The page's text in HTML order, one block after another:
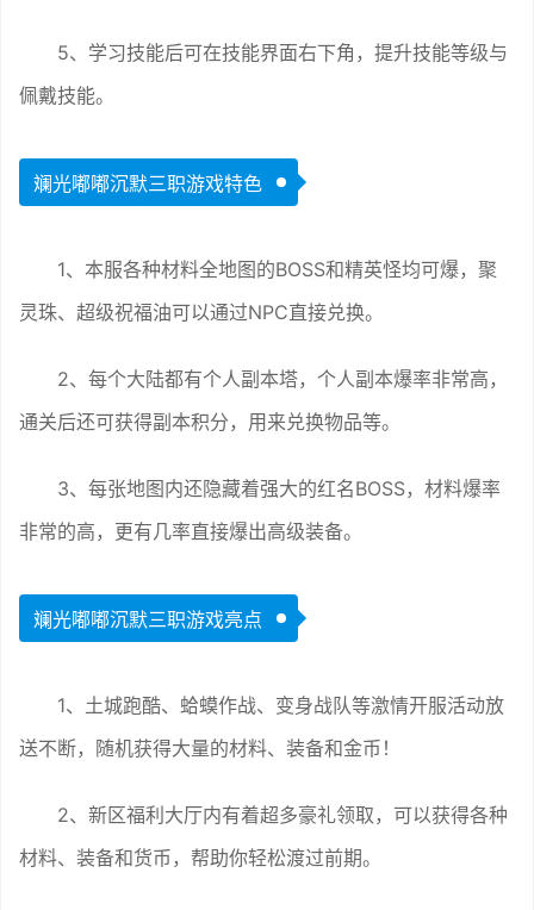
5、学习技能后可在技能界面右下角，提升技能等级与
佩戴技能。
斓光嘟嘟沉默三职游戏特色
1、本服各种材料全地图的BOSS和精英怪均可爆，聚
灵珠、超级祝福油可以通过NPC直接兑换。
2、每个大陆都有个人副本塔，个人副本爆率非常高，
通关后还可获得副本积分，用来兑换物品等。
3、每张地图内还隐藏着强大的红名BOSS，材料爆率
非常的高，更有几率直接爆出高级装备。
斓光嘟嘟沉默三职游戏亮点
1、土城跑酷、蛤蟆作战、变身战队等激情开服活动放
送不断，随机获得大量的材料、装备和金币！
2、新区福利大厅内有着超多豪礼领取，可以获得各种
材料、装备和货币，帮助你轻松渡过前期。